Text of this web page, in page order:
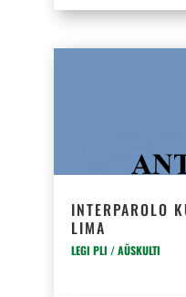
INTERPAROLO
LIMA
LEGI PLI / AŬSKULTI